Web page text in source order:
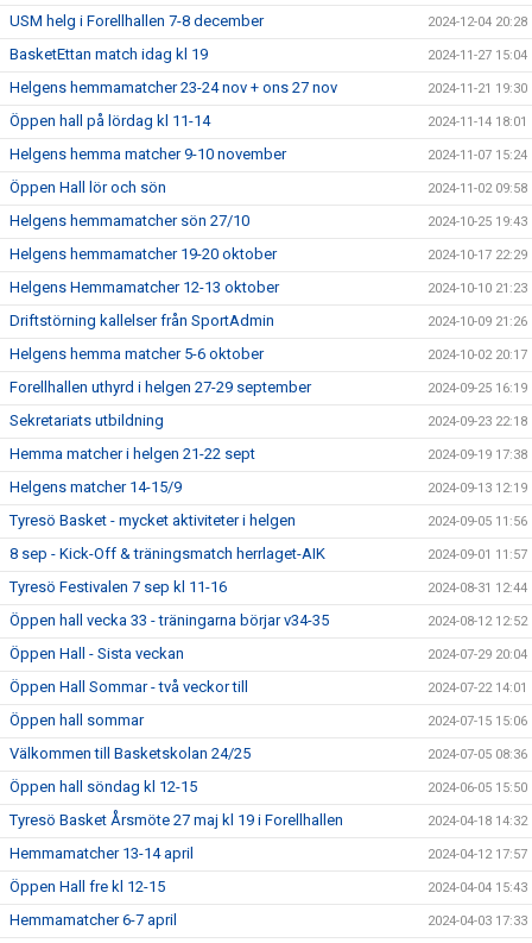
USM helg i Forellhallen 7-8 december 2024-12-04 20:28
BasketEttan match idag kl 19 2024-11-27 15:04
Helgens hemmamatcher 23-24 nov + ons 27 nov 2024-11-21 19:30
Öppen hall på lördag kl 11-14 2024-11-14 18:01
Helgens hemma matcher 9-10 november 2024-11-07 15:24
Öppen Hall lör och sön 2024-11-02 09:58
Helgens hemmamatcher sön 27/10 2024-10-25 19:43
Helgens hemmamatcher 19-20 oktober 2024-10-17 22:29
Helgens Hemmamatcher 12-13 oktober 2024-10-10 21:23
Driftstörning kallelser från SportAdmin 2024-10-09 21:26
Helgens hemma matcher 5-6 oktober 2024-10-02 20:17
Forellhallen uthyrd i helgen 27-29 september 2024-09-25 16:19
Sekretariats utbildning 2024-09-23 22:18
Hemma matcher i helgen 21-22 sept 2024-09-19 17:38
Helgens matcher 14-15/9 2024-09-13 12:19
Tyresö Basket - mycket aktiviteter i helgen 2024-09-05 11:56
8 sep - Kick-Off & träningsmatch herrlaget-AIK 2024-09-01 11:57
Tyresö Festivalen 7 sep kl 11-16 2024-08-31 12:44
Öppen hall vecka 33 - träningarna börjar v34-35 2024-08-12 12:52
Öppen Hall - Sista veckan 2024-07-29 20:04
Öppen Hall Sommar - två veckor till 2024-07-22 14:01
Öppen hall sommar 2024-07-15 15:06
Välkommen till Basketskolan 24/25 2024-07-05 08:36
Öppen hall söndag kl 12-15 2024-06-05 15:50
Tyresö Basket Årsmöte 27 maj kl 19 i Forellhallen 2024-04-18 14:32
Hemmamatcher 13-14 april 2024-04-12 17:57
Öppen Hall fre kl 12-15 2024-04-04 15:43
Hemmamatcher 6-7 april 2024-04-03 17:33